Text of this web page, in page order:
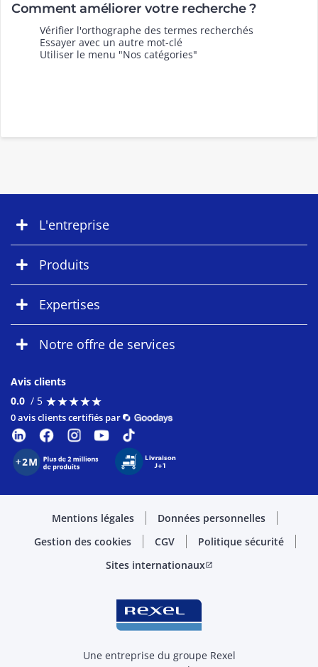
Comment améliorer votre recherche ?
Vérifier l'orthographe des termes recherchés
Essayer avec un autre mot-clé
Utiliser le menu "Nos catégories"
L'entreprise
Produits
Expertises
Notre offre de services
Avis clients
0.0 / 5 ★★★★★
★★★★★
0 avis clients certifiés par
Mentions légales
Données personnelles
Gestion des cookies
CGV
Politique sécurité
Sites internationauxopen_in_new
Une entreprise du groupe Rexel